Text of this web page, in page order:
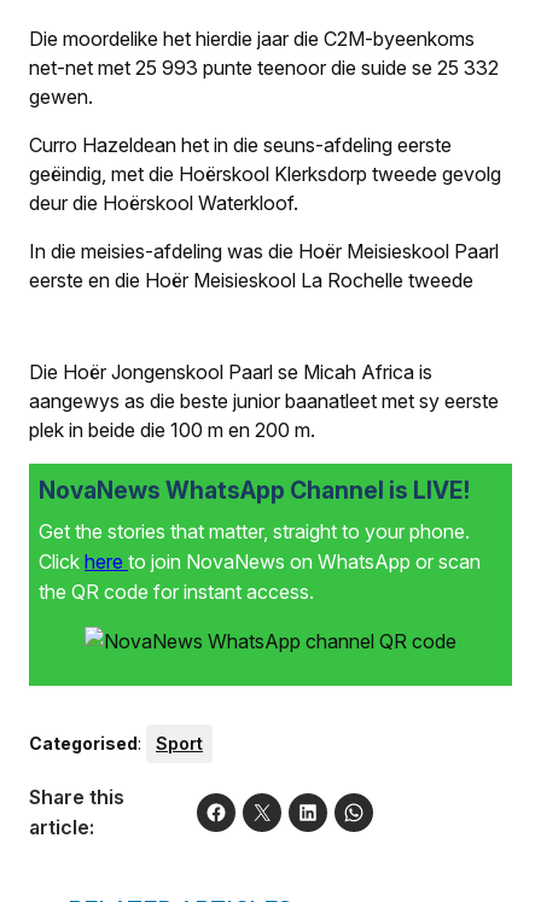
Die moordelike het hierdie jaar die C2M-byeenkoms
net-net met 25 993 punte teenoor die suide se 25 332
gewen.
Curro Hazeldean het in die seuns-afdeling eerste
geëindig, met die Hoërskool Klerksdorp tweede gevolg
deur die Hoërskool Waterkloof.
In die meisies-afdeling was die Hoër Meisieskool Paarl
eerste en die Hoër Meisieskool La Rochelle tweede
Die Hoër Jongenskool Paarl se Micah Africa is
aangewys as die beste junior baanatleet met sy eerste
plek in beide die 100 m en 200 m.
NovaNews WhatsApp Channel is LIVE!
Get the stories that matter, straight to your phone.
Click here to join NovaNews on WhatsApp or scan
the QR code for instant access.
Categorised: Sport
Share this
article: